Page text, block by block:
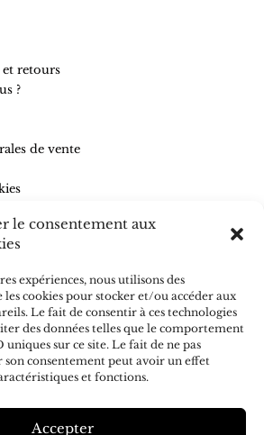
le consentement aux
expériences, nous utilisons des
les cookies pour stocker et/ou accéder aux
Le fait de consentir à ces technologies
des données telles que le comportement
sur ce site. Le fait de ne pas
consentement peut avoir un effet
et fonctions.
Accepter
retours
?
de vente
à la newsletter.
vos e-mails et confirme avoir pris
S’ABONNER